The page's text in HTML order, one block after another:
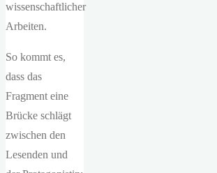
wissenschaftlicher
Arbeiten.
So kommt es,
dass das
Fragment eine
Brücke schlägt
zwischen den
Lesenden und